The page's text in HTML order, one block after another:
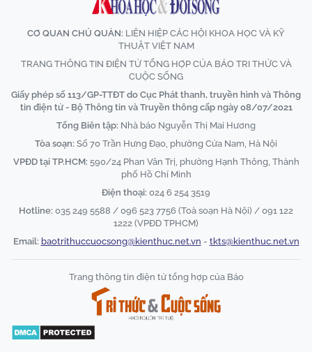
CƠ QUAN CHỦ QUẢN: LIÊN HIỆP CÁC HỘI KHOA HỌC VÀ KỸ
THUẬT VIỆT NAM
TRANG THÔNG TIN ĐIỆN TỬ TỔNG HỢP CỦA BÁO TRI THỨC VÀ
CUỘC SỐNG
Giấy phép số 113/GP-TTĐT do Cục Phát thanh, truyền hình và Thông
tin điện tử - Bộ Thông tin và Truyền thông cấp ngày 08/07/2021
Tổng Biên tập: Nhà báo Nguyễn Thị Mai Hương
Tòa soạn: Số 70 Trần Hưng Đạo, phường Cửa Nam, Hà Nội
VPĐD tại TP.HCM: 590/24 Phan Văn Trị, phường Hạnh Thông, Thành
phố Hồ Chí Minh
Điện thoại: 024 6 254 3519
Hotline: 035 249 5588 / 096 523 7756 (Toà soạn Hà Nội) / 091 122
1222 (VPĐD TPHCM)
Email: baotrithuccuocsong@kienthuc.net.vn - tkts@kienthuc.net.vn
Trang thông tin điện tử tổng hợp của Báo